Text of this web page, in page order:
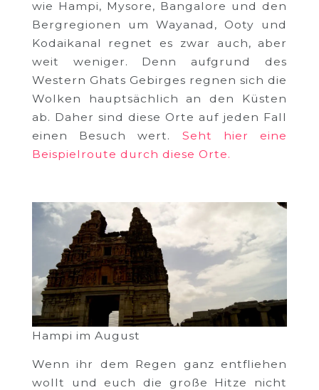
wie Hampi, Mysore, Bangalore und den
Bergregionen um Wayanad, Ooty und
Kodaikanal regnet es zwar auch, aber
weit weniger. Denn aufgrund des
Western Ghats Gebirges regnen sich die
Wolken hauptsächlich an den Küsten
ab. Daher sind diese Orte auf jeden Fall
einen Besuch wert. Seht hier eine
Beispielroute durch diese Orte.
Hampi im August
Wenn ihr dem Regen ganz entfliehen
wollt und euch die große Hitze nicht